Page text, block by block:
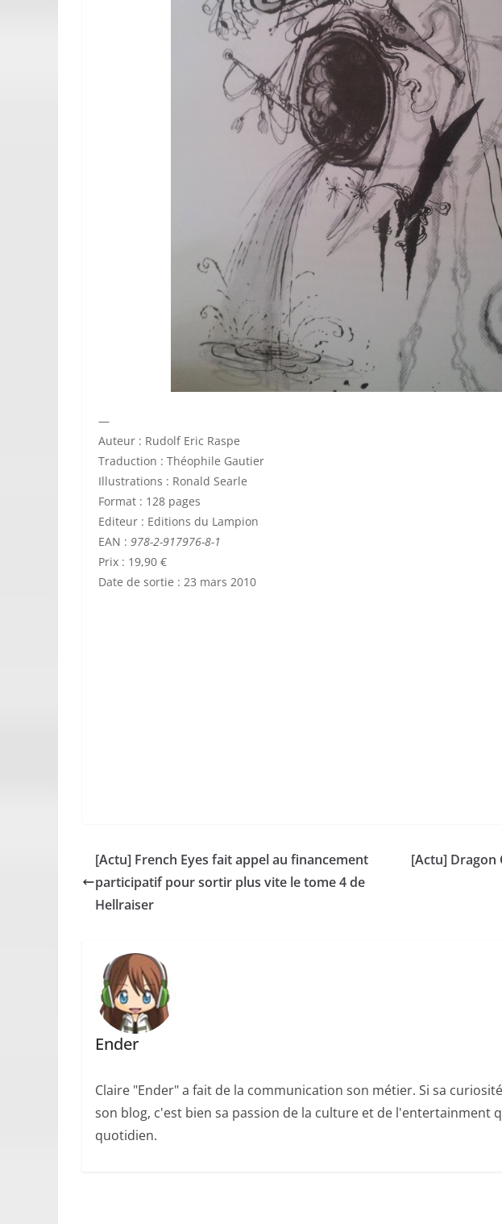
—
Auteur : Rudolf Eric Raspe
Traduction : Théophile Gautier
Illustrations : Ronald Searle
Format : 128 pages
Editeur : Editions du Lampion
EAN : 978-2-917976-8-1
Prix : 19,90 €
Date de sortie : 23 mars 2010
[Actu] French Eyes fait appel au financement
participatif pour sortir plus vite le tome 4 de
Hellraiser
[Actu] Dragon
Ender
Claire "Ender" a fait de la communication son métier. Si sa
son blog, c'est bien sa passion de la culture et de l'entertainment
quotidien.